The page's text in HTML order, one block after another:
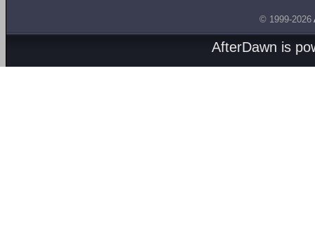
© 1999-2026
AfterDawn is